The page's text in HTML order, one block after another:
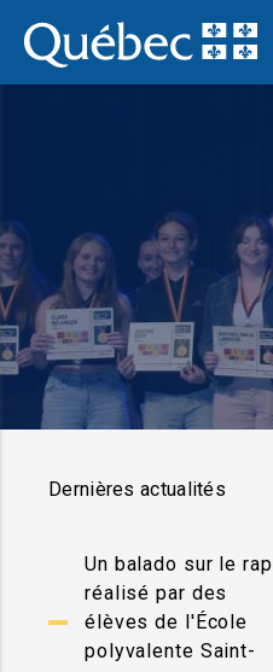
Dernières actualités
Un balado sur le rap
réalisé par des
élèves de l'École
polyvalente Saint-